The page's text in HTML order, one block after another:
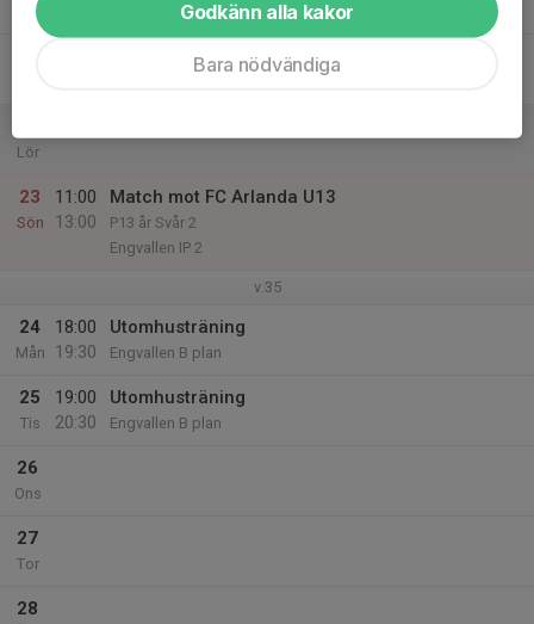
Tor
Lör
23
Sön
11:00
13:00
Match mot FC Arlanda U13
P13 år Svår 2
Engvallen IP 2
v.35
24
Mån
18:00
19:30
Utomhusträning
Engvallen B plan
25
Tis
19:00
20:30
Utomhusträning
Engvallen B plan
26
Ons
27
Tor
28
Godkänn alla kakor
Bara nödvändiga